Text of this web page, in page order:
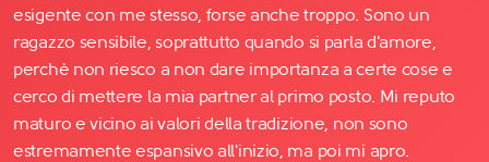
esigente con me stesso, forse anche troppo. Sono un
ragazzo sensibile, soprattutto quando si parla d'amore,
perchè non riesco a non dare importanza a certe cose e
cerco di mettere la mia partner al primo posto. Mi reputo
maturo e vicino ai valori della tradizione, non sono
estremamente espansivo all'inizio, ma poi mi apro.